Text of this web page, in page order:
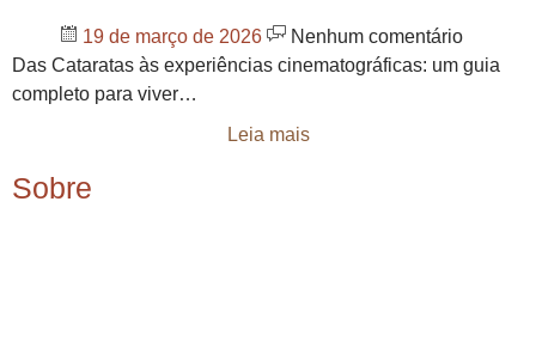
19 de março de 2026
Nenhum comentário
Das Cataratas às experiências cinematográficas: um guia
completo para viver…
Leia mais
Sobre